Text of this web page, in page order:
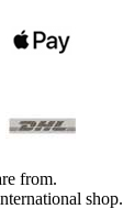
from.
shop.